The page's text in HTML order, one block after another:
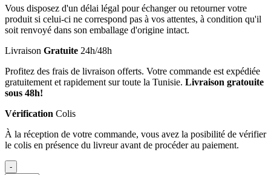
Vous disposez d'un délai légal pour échanger ou retourner votre
produit si celui-ci ne correspond pas à vos attentes, à condition qu'il
soit renvoyé dans son emballage d'origine intact.
Livraison Gratuite 24h/48h
Profitez des frais de livraison offerts. Votre commande est expédiée
gratuitement et rapidement sur toute la Tunisie. Livraison gratouite
sous 48h!
Vérification Colis
À la réception de votre commande, vous avez la posibilité de vérifier
le colis en présence du livreur avant de procéder au paiement.
-